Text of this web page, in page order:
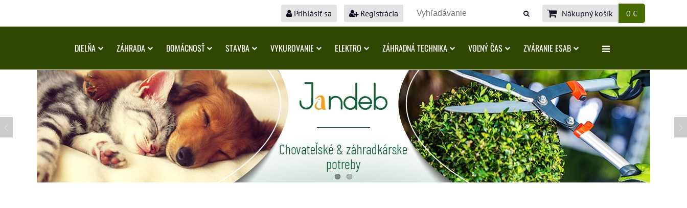
Prihlásiť sa Registrácia Nákupný košík 0 €
DIELŇA ZÁHRADA DOMÁCNOSŤ STAVBA VYKUROVANIE ELEKTRO ZÁHRADNÁ TECHNIKA VOĽNÝ ČAS ZVÁRANIE ESAB